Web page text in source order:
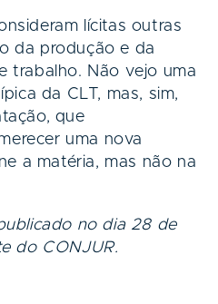
lícitas outras
da produção e da
trabalho. Não vejo uma
da CLT, mas, sim,
que
uma nova
a matéria, mas não na
no dia 28 de
do CONJUR.